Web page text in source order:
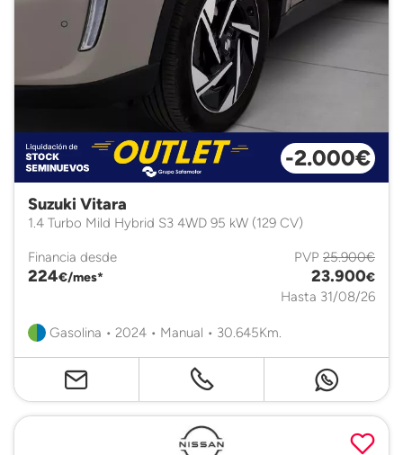
-2.000€
Suzuki Vitara
1.4 Turbo Mild Hybrid S3 4WD 95 kW (129 CV)
Financia desde
224€/mes*
PVP 25.900€
23.900€
Hasta 31/08/26
Gasolina • 2024 • Manual • 30.645Km.